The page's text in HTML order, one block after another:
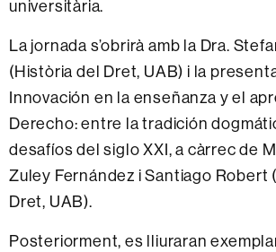
universitària.
La jornada s’obrirà amb la Dra.
(Història del Dret, UAB) i la
Innovación en la enseñanza y el
Derecho: entre la tradición
desafíos del siglo XXI, a càrrec de
Zuley Fernández i Santiago Robert
Dret, UAB).
Posteriorment, es lliuraran